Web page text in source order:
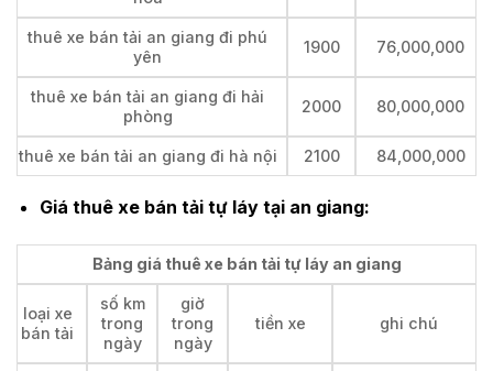
thuê xe bán tải an giang đi phú
yên
1900 76,000,000
thuê xe bán tải an giang đi hải
phòng
2000 80,000,000
thuê xe bán tải an giang đi hà nội 2100 84,000,000
Giá thuê xe bán tải tự láy tại an giang:
Bảng giá thuê xe bán tải tự láy an giang
loại xe
bán tải
số km
trong
ngày
giờ
trong
ngày
tiền xe ghi chú